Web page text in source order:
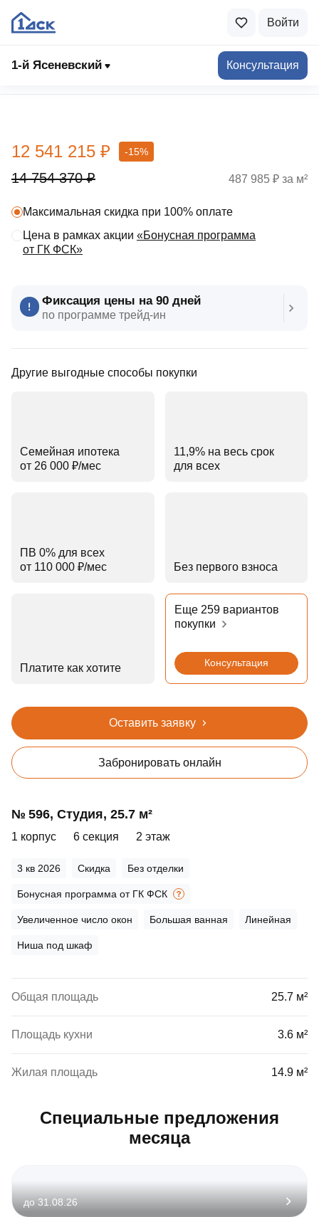
Войти
1-й Ясеневский Консультация
Выбрать квартиру
14 754 370 ₽
12 541 215 ₽ -15%
Фиксация цены на 90 дней
по программе трейд‑ин
Другие выгодные способы покупки
Семейная ипотека
от 26 000 ₽⁠/⁠мес
11,9% на весь срок
для всех
ПВ 0% для всех
от 110 000 ₽⁠/⁠мес
Без первого взноса
Платите как хотите
Еще 259 вариантов
покупки
Консультация
Максимальная скидка при 100% оплате
Цена в рамках акции «Бонусная программа
от ГК ФСК»
487 985 ₽ за м²
Оставить заявку
Забронировать онлайн
№ 596, Студия, 25.7 м²
1 корпус 6 секция 2 этаж
3 кв 2026 Скидка Без отделки
Бонусная программа от ГК ФСК
Увеличенное число окон Большая ванная Линейная
Ниша под шкаф
Общая площадь 25.7 м²
Площадь кухни 3.6 м²
Жилая площадь 14.9 м²
Специальные предложения
месяца
до 31.08.26